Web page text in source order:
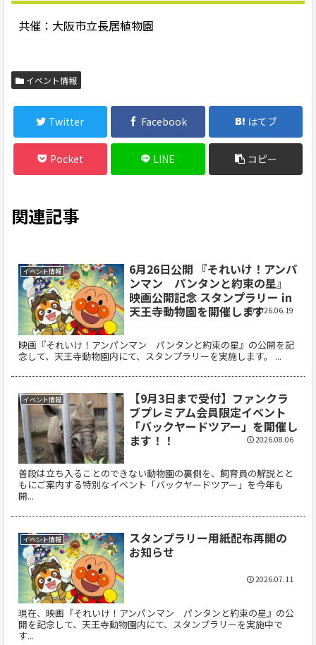
共催：大阪市立長居植物園
イベント情報
Twitter Facebook はてブ
Pocket LINE コピー
関連記事
イベント情報
6月26日公開 『それいけ！アンパ
ンマン パンタンと約束の星』
映画公開記念 スタンプラリー in
天王寺動物園を開催します
映画『それいけ！アンパンマン パンタンと約束の星』の公開を記
念して、天王寺動物園内にて、スタンプラリーを実施します。 ...
2026.06.19
イベント情報
【9月3日まで受付】ファンクラ
ブプレミアム会員限定イベント
「バックヤードツアー」を開催し
ます！！
普段は立ち入ることのできない動物園の裏側を、飼育員の解説とと
もにご案内する特別なイベント「バックヤードツアー」を今年も
開...
2026.08.06
イベント情報
スタンプラリー用紙配布再開の
お知らせ
現在、映画『それいけ！アンパンマン パンタンと約束の星』の公
開を記念して、天王寺動物園内にて、スタンプラリーを実施中で
す...
2026.07.11